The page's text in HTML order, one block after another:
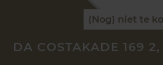
(Nog) niet te
DA COSTAKADE 169